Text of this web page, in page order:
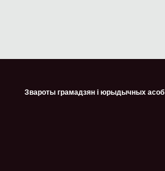
Звароты грамадзян і юрыдычных асоб